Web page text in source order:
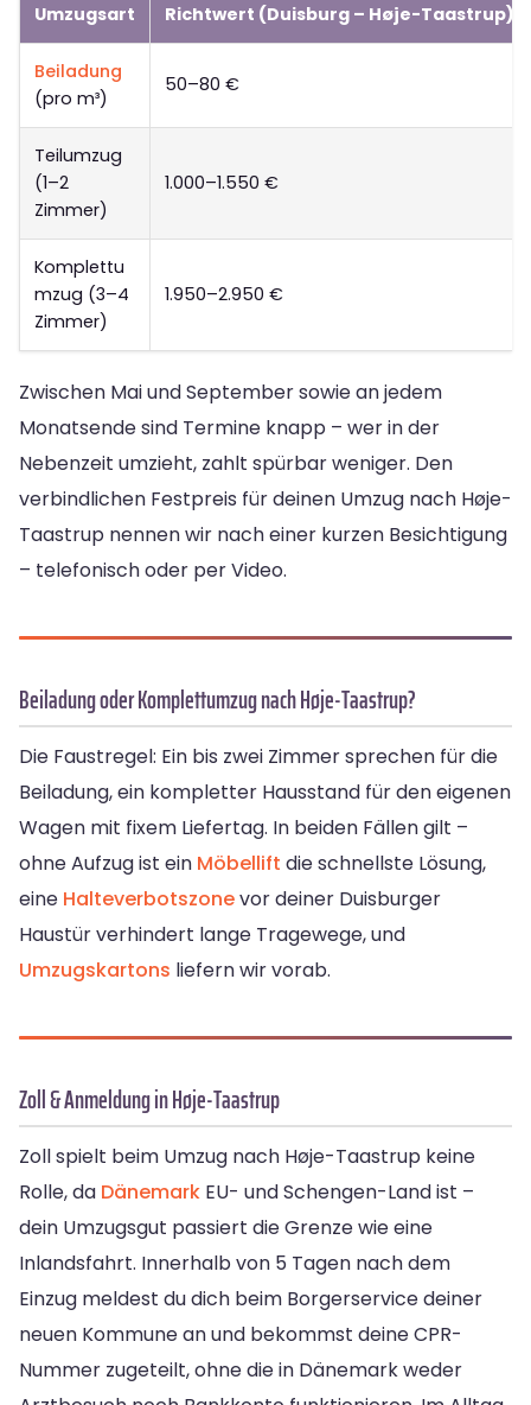
Umzugsart Richtwert (Duisburg – Høje-Taastrup)
Beiladung
(pro m³)
50–80 €
Teilumzug
(1–2
Zimmer)
1.000–1.550 €
Komplettu
mzug (3–4
Zimmer)
1.950–2.950 €
Zwischen Mai und September sowie an jedem
Monatsende sind Termine knapp – wer in der
Nebenzeit umzieht, zahlt spürbar weniger. Den
verbindlichen Festpreis für deinen Umzug nach Høje-
Taastrup nennen wir nach einer kurzen Besichtigung
– telefonisch oder per Video.
Beiladung oder Komplettumzug nach Høje-Taastrup?
Die Faustregel: Ein bis zwei Zimmer sprechen für die
Beiladung, ein kompletter Hausstand für den eigenen
Wagen mit fixem Liefertag. In beiden Fällen gilt –
ohne Aufzug ist ein Möbellift die schnellste Lösung,
eine Halteverbotszonevor deiner Duisburger
Haustür verhindert lange Tragewege, und
Umzugskartons liefern wir vorab.
Zoll & Anmeldung in Høje-Taastrup
Zoll spielt beim Umzug nach Høje-Taastrup keine
Rolle, da Dänemark EU- und Schengen-Land ist –
dein Umzugsgut passiert die Grenze wie eine
Inlandsfahrt. Innerhalb von 5 Tagen nach dem
Einzug meldest du dich beim Borgerservice deiner
neuen Kommune an und bekommst deine CPR-
Nummer zugeteilt, ohne die in Dänemark weder